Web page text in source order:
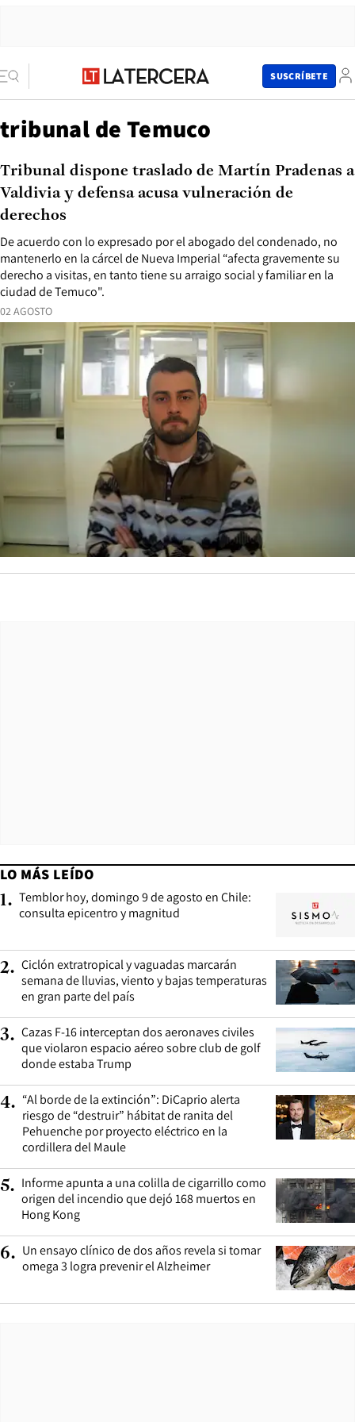
SUSCRÍBETE
tribunal de Temuco
02 AGOSTO
De acuerdo con lo expresado por el abogado del condenado, no
mantenerlo en la cárcel de Nueva Imperial “afecta gravemente su
derecho a visitas, en tanto tiene su arraigo social y familiar en la
ciudad de Temuco".
Tribunal dispone traslado de Martín Pradenas a
Valdivia y defensa acusa vulneración de
derechos
LO MÁS LEÍDO
1. Temblor hoy, domingo 9 de agosto en Chile:
consulta epicentro y magnitud
2. Ciclón extratropical y vaguadas marcarán
semana de lluvias, viento y bajas temperaturas
en gran parte del país
3. Cazas F-16 interceptan dos aeronaves civiles
que violaron espacio aéreo sobre club de golf
donde estaba Trump
4. “Al borde de la extinción”: DiCaprio alerta
riesgo de “destruir” hábitat de ranita del
Pehuenche por proyecto eléctrico en la
cordillera del Maule
5. Informe apunta a una colilla de cigarrillo como
origen del incendio que dejó 168 muertos en
Hong Kong
6. Un ensayo clínico de dos años revela si tomar
omega 3 logra prevenir el Alzheimer